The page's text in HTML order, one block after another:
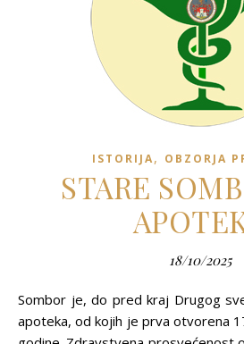
ISTORIJA, OBZORJA
STARE
18/10/2025
Sombor je, do pred kraj Drugog svetskog rata, imao šest
apoteka, od kojih je prva otvorena